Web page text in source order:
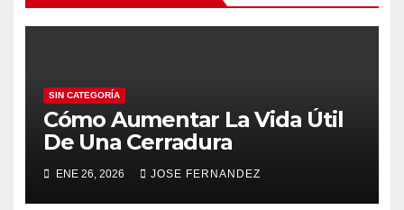
SIN CATEGORÍA
Cómo Aumentar La Vida Útil
De Una Cerradura
ENE 26, 2026 JOSE FERNANDEZ